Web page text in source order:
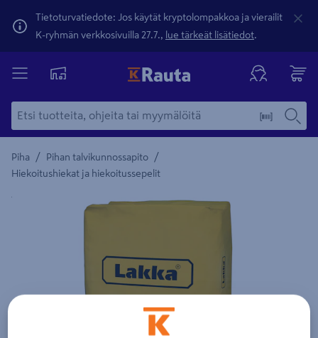
Tietoturvatiedote: Jos käytät kryptolompakkoa ja vierailit
K-ryhmän verkkosivuilla 27.7., lue tärkeät lisätiedot.
Piha / Pihan talvikunnossapito /
Hiekoitushiekat ja hiekoitussepelit
Yksityiskohtainen kuvaus löytyy Tuotteen kuvaus -